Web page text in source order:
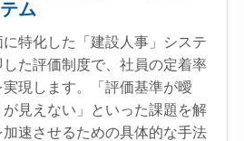
ム
特化した「建設人事」システ
た評価制度で、社員の定着率
現します。「評価基準が曖
見えない」といった課題を解
速させるための具体的な手法